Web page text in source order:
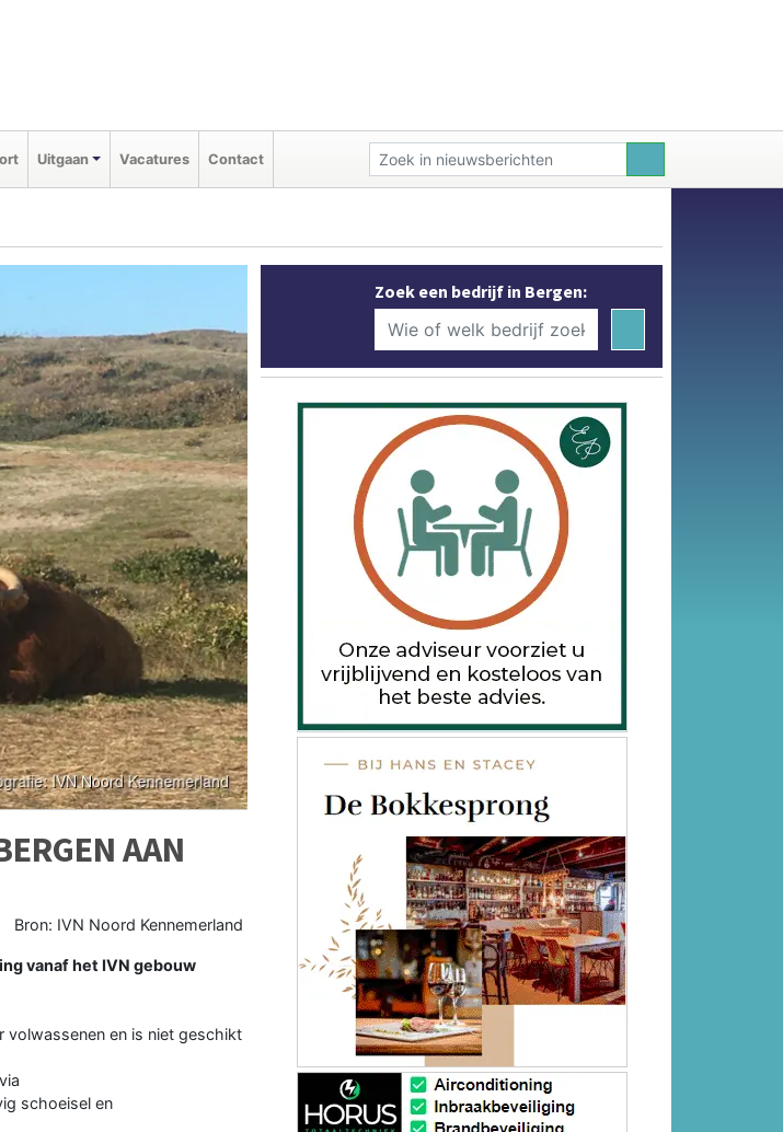
Uitgaan Vacatures Contact
AAN
Bron: IVN Noord Kennemerland
vanaf het IVN gebouw
volwassenen en is niet geschikt
schoeisel en
Zoek een bedrijf in Bergen: